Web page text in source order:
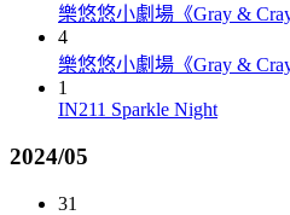
樂悠悠小劇場《Gray &
4
樂悠悠小劇場《Gray &
1
IN211 Sparkle Night
2024/05
31